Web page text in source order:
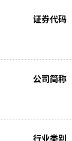
证券代码
公司简称
行业类别